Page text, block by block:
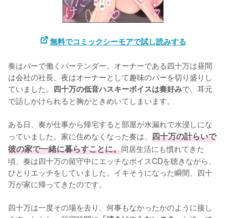
無料でコミックシーモアで試し読みする
奏はバーで働くバーテンダー。オーナーである四十万は昼間
は会社の社長、夜はオーナーとして趣味のバーを切り盛りし
ていました。 四十万の低音ハスキーボイスは奏好みで、耳元
で話しかけられると胸がときめいてしまいます。
ある日、奏が仕事から帰宅すると部屋が水漏れで水浸しにな
っていました。家に住めなくなった奏は、 四十万の計らいで
彼の家で一緒に暮らすことに。同居生活にも慣れてきた
頃、奏は四十万の留守中にエッチなボイスCDを聴きながら、
ひとりエッチをしていました。イキそうになった瞬間、四十
万が家に帰ってきたのです。
四十万は一度その場を去り、何事もなかったかのように接し